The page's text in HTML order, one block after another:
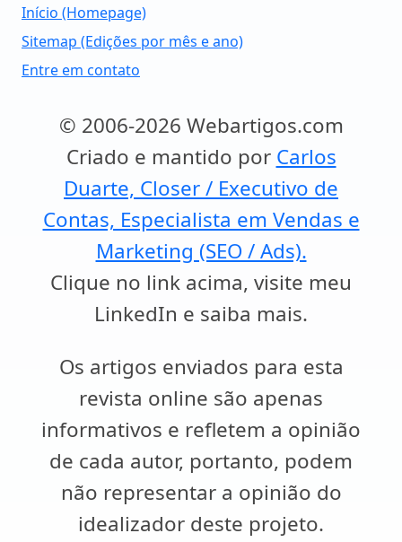
Início (Homepage)
Sitemap (Edições por mês e ano)
Entre em contato
© 2006-2026 Webartigos.com
Criado e mantido por Carlos
Duarte, Closer / Executivo de
Contas, Especialista em Vendas e
Marketing (SEO / Ads).
Clique no link acima, visite meu
LinkedIn e saiba mais.
Os artigos enviados para esta
revista online são apenas
informativos e refletem a opinião
de cada autor, portanto, podem
não representar a opinião do
idealizador deste projeto.